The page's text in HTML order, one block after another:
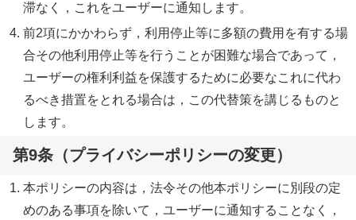
滞なく，これをユーザーに通知します。
前2項にかかわらず，利用停止等に多額の費用を有する場
合その他利用停止等を行うことが困難な場合であって，
ユーザーの権利利益を保護するために必要なこれに代わ
るべき措置をとれる場合は，この代替策を講じるものと
します。
第9条（プライバシーポリシーの変更）
本ポリシーの内容は，法令その他本ポリシーに別段の定
めのある事項を除いて，ユーザーに通知することなく，